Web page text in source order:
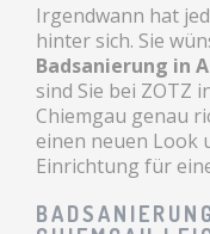
Irgendwann hat
hinter sich. Sie
Badsanierung in
sind Sie bei ZOTZ
Chiemgau genau
einen neuen Look
Einrichtung für